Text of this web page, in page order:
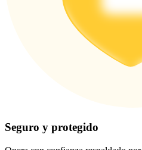
Seguro y protegido